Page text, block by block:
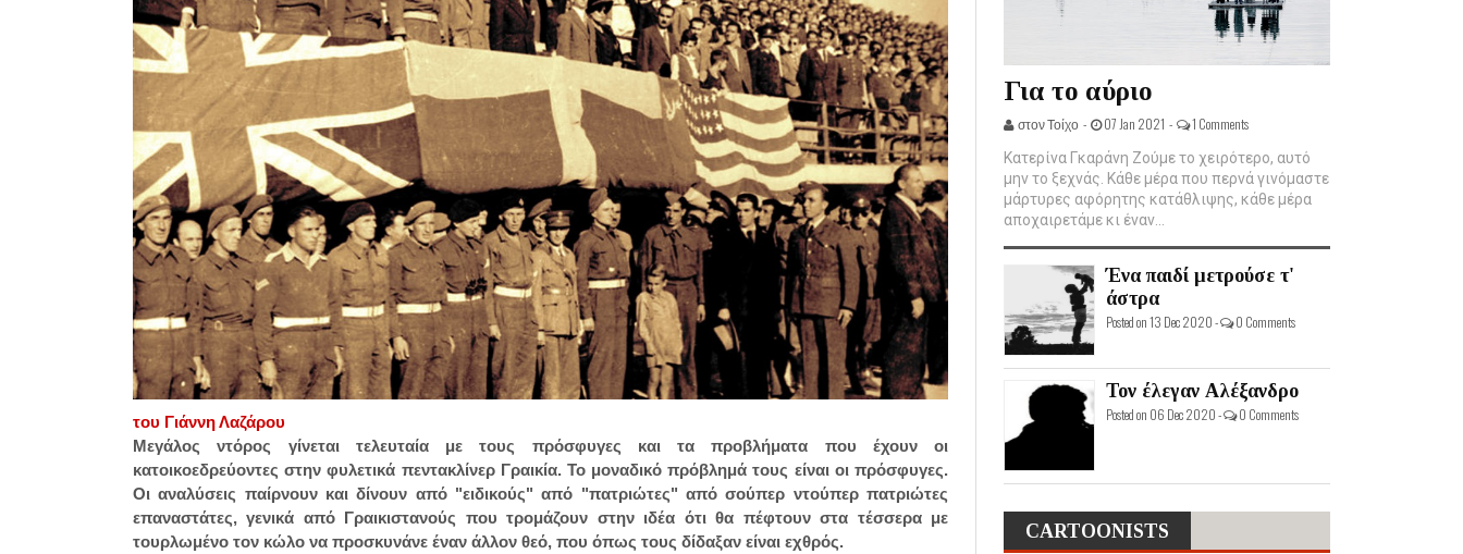
του Γιάννη Λαζάρου
Μεγάλος ντόρος γίνεται τελευταία με τους πρόσφυγες και τα προβλήματα που έχουν οι
κατοικοεδρεύοντες στην φυλετικά πεντακλίνερ Γραικία. Το μοναδικό πρόβλημά τους είναι οι πρόσφυγες.
Οι αναλύσεις παίρνουν και δίνουν από "ειδικούς" από "πατριώτες" από σούπερ ντούπερ πατριώτες
επαναστάτες, γενικά από Γραικιστανούς που τρομάζουν στην ιδέα ότι θα πέφτουν στα τέσσερα με
τουρλωμένο τον κώλο να προσκυνάνε έναν άλλον θεό, που όπως τους δίδαξαν είναι εχθρός.
Για το αύριο
στον Τοίχο - 07 Jan 2021 - 1 Comments
Κατερίνα Γκαράνη Ζούμε το χειρότερο, αυτό
μην το ξεχνάς. Κάθε μέρα που περνά γινόμαστε
μάρτυρες αφόρητης κατάθλιψης, κάθε μέρα
αποχαιρετάμε κι έναν...
Ένα παιδί μετρούσε τ'
άστρα
Posted on 13 Dec 2020 - 0 Comments
Τον έλεγαν Αλέξανδρο
Posted on 06 Dec 2020 - 0 Comments
CARTOONISTS